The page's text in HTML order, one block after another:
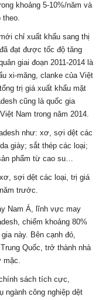
khoảng 5-10%/năm và
theo.
chỉ xuất khẩu sang thị
đạt được tốc độ tăng
giai đoạn 2011-2014 là
xi-măng, clanke của Việt
trị giá xuất khẩu mặt
cũng là quốc gia
Nam trong năm 2014.
như: xơ, sợi dệt các
giày; sắt thép các loại;
phẩm từ cao su…
sợi dệt các loại, trị giá
trước.
Nam Á, lĩnh vực may
chiếm khoảng 80%
này. Bên cạnh đó,
Quốc, trở thành nhà
mặc.
sách tích cực,
ngành công nghiệp dệt